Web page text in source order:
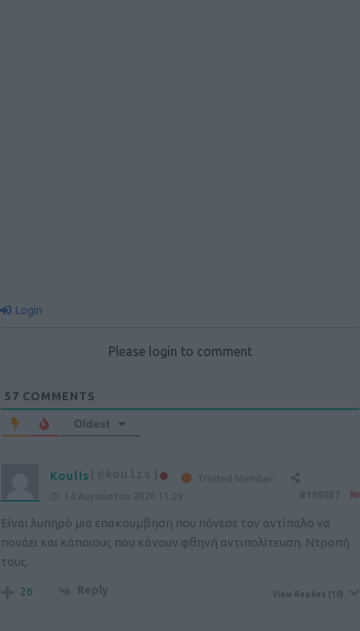
Login
Please login to comment
57 COMMENTS
Oldest
Koulis
Trusted Member
14 Αυγούστου 2020 11:29
Είναι λυπηρό μια επακουμβηση που πόνεσε τον αντίπαλο να
πονάει και κάποιους που κάνουν φθηνή αντιπολίτευση. Ντροπή
τους.
26 Reply View Replies (10)